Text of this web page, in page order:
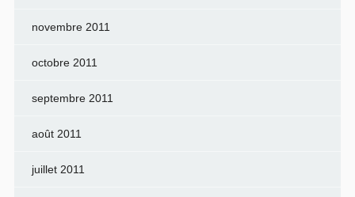
novembre 2011
octobre 2011
septembre 2011
août 2011
juillet 2011